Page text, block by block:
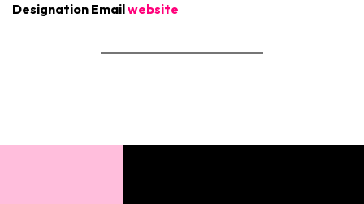
Designation Emailwebsite